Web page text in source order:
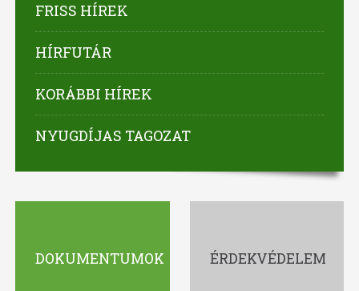
FRISS HÍREK
HÍRFUTÁR
KORÁBBI HÍREK
NYUGDÍJAS TAGOZAT
DOKUMENTUMOK ÉRDEKVÉDELEM